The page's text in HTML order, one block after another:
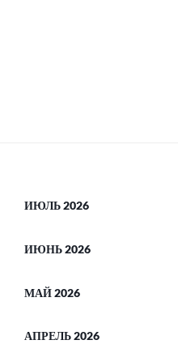
ИЮЛЬ 2026
ИЮНЬ 2026
МАЙ 2026
АПРЕЛЬ 2026